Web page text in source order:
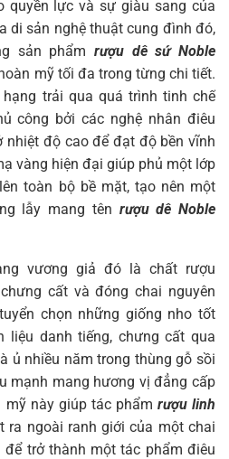
quyền lực và sự giàu sang của
di sản nghệ thuật cung đình đó,
sản phẩmrượu dê sứ Noble
mỹ tối đa trong từng chi tiết.
trải qua quá trình tinh chế
công bởi các nghệ nhân điêu
nhiệt độ cao để đạt độ bền vĩnh
vàng hiện đại giúp phủ một lớp
toàn bộ bề mặt, tạo nên một
lẫy mang tên rượu dê Noble
vương giả đó là chất rượu
cất và đóng chai nguyên
chọn những giống nho tốt
liệu danh tiếng, chưng cất qua
ủ nhiều năm trong thùng gỗ sồi
mạnh mang hương vị đẳng cấp
mỹ này giúp tác phẩm rượu linh
ra ngoài ranh giới của một chai
trở thành một tác phẩm điêu